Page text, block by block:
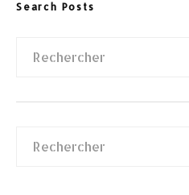
Search Posts